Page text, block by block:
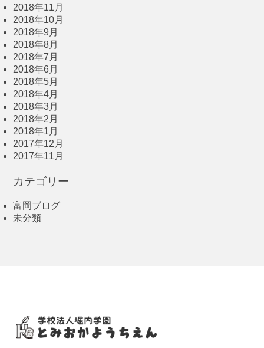
2018年11月
2018年10月
2018年9月
2018年8月
2018年7月
2018年6月
2018年5月
2018年4月
2018年3月
2018年2月
2018年1月
2017年12月
2017年11月
カテゴリー
富岡ブログ
未分類